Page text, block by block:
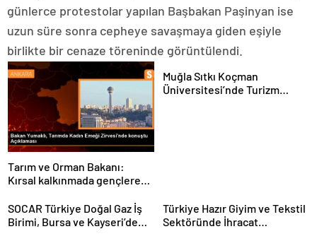
günlerce protestolar yapılan Başbakan Paşinyan ise
uzun süre sonra cepheye savaşmaya giden eşiyle
birlikte bir cenaze töreninde görüntülendi.
Tarım ve Orman Bakanı:
Kırsal kalkınmada gençlere
yapıyoruz
Muğla Sıtkı Koçman
Üniversitesi’nde Turizm
SOCAR Türkiye Doğal Gaz İş
Birimi, Bursa ve Kayseri’de
Türkiye Hazır Giyim ve Tekstil
Sektöründe İhracat